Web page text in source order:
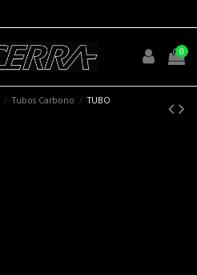
0
Tubos Carbono
TUBO